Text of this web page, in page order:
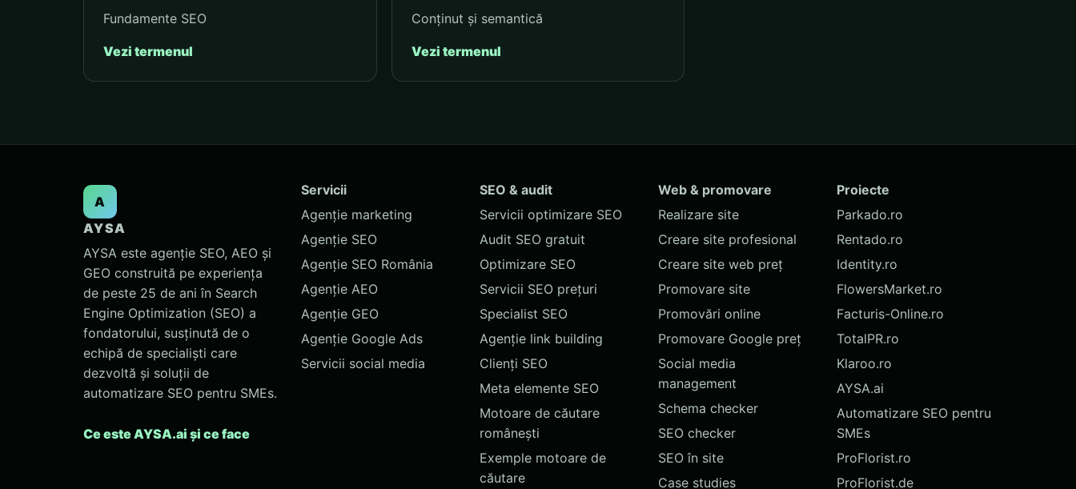
Fundamente SEO
Vezi termenul
Conținut și semantică
Vezi termenul
A
AYSA
AYSA este agenție SEO, AEO și
GEO construită pe experiența
de peste 25 de ani în Search
Engine Optimization (SEO) a
fondatorului, susținută de o
echipă de specialiști care
dezvoltă și soluții de
automatizare SEO pentru SMEs.
Ce este AYSA.ai și ce face
Servicii
Agenție marketing
Agenție SEO
Agenție SEO România
Agenție AEO
Agenție GEO
Agenție Google Ads
Servicii social media
SEO & audit
Servicii optimizare SEO
Audit SEO gratuit
Optimizare SEO
Servicii SEO prețuri
Specialist SEO
Agenție link building
Clienți SEO
Meta elemente SEO
Motoare de căutare
românești
Exemple motoare de
căutare
Web & promovare
Realizare site
Creare site profesional
Creare site web preț
Promovare site
Promovări online
Promovare Google preț
Social media
management
Schema checker
SEO checker
SEO în site
Case studies
Proiecte
Parkado.ro
Rentado.ro
Identity.ro
FlowersMarket.ro
Facturis-Online.ro
TotalPR.ro
Klaroo.ro
AYSA.ai
Automatizare SEO pentru
SMEs
ProFlorist.ro
ProFlorist.de